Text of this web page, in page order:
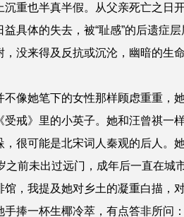
沉重也半真半假。从父亲死亡之日
具体的失去，被“耻感”的后遗症层
，没来得及反抗或沉沦，幽暗的生
像她笔下的女性那样顾虑重重，
受戒》里的小英子。她和汪曾祺一
，很可能是北宋词人秦观的后人。
之前未出过远门，成年后一直在城
馆，我提及她对乡土的凝重白描，
手捧一杯生椰冷萃，有点答非所问